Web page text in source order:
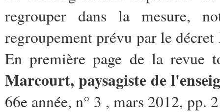
regrouper dans la mesure,
regroupement prévu par le
En première page de la
Marcourt, paysagiste de
66e année, n° 3 , mars 2012, pp.